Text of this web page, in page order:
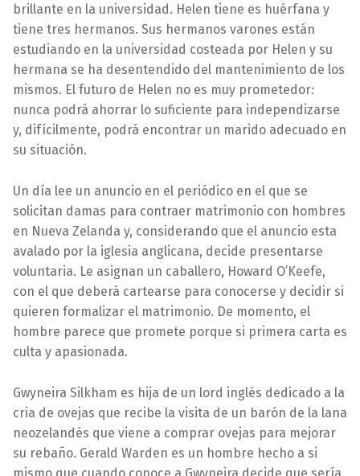
brillante en la universidad. Helen tiene es huérfana y
tiene tres hermanos. Sus hermanos varones están
estudiando en la universidad costeada por Helen y su
hermana se ha desentendido del mantenimiento de los
mismos. El futuro de Helen no es muy prometedor:
nunca podrá ahorrar lo suficiente para independizarse
y, difícilmente, podrá encontrar un marido adecuado en
su situación.
Un día lee un anuncio en el periódico en el que se
solicitan damas para contraer matrimonio con hombres
en Nueva Zelanda y, considerando que el anuncio esta
avalado por la iglesia anglicana, decide presentarse
voluntaria. Le asignan un caballero, Howard O’Keefe,
con el que deberá cartearse para conocerse y decidir si
quieren formalizar el matrimonio. De momento, el
hombre parece que promete porque si primera carta es
culta y apasionada.
Gwyneira Silkham es hija de un lord inglés dedicado a la
cria de ovejas que recibe la visita de un barón de la lana
neozelandés que viene a comprar ovejas para mejorar
su rebaño. Gerald Warden es un hombre hecho a si
mismo que cuando conoce a Gwyneira decide que sería